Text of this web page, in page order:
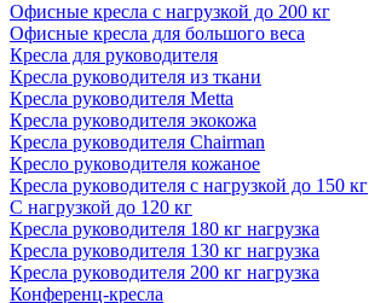
Офисные кресла с нагрузкой до 200 кг
Офисные кресла для большого веса
Кресла для руководителя
Кресла руководителя из ткани
Кресла руководителя Metta
Кресла руководителя экокожа
Кресла руководителя Chairman
Кресло руководителя кожаное
Кресла руководителя с нагрузкой до 150 кг
С нагрузкой до 120 кг
Кресла руководителя 180 кг нагрузка
Кресла руководителя 130 кг нагрузка
Кресла руководителя 200 кг нагрузка
Конференц-кресла